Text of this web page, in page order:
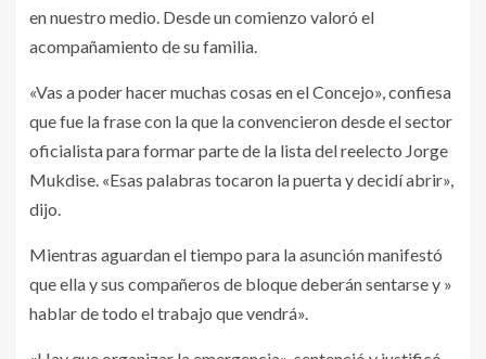
en nuestro medio. Desde un comienzo valoró el
acompañamiento de su familia.
«Vas a poder hacer muchas cosas en el Concejo», confiesa
que fue la frase con la que la convencieron desde el sector
oficialista para formar parte de la lista del reelecto Jorge
Mukdise. «Esas palabras tocaron la puerta y decidí abrir»,
dijo.
Mientras aguardan el tiempo para la asunción manifestó
que ella y sus compañeros de bloque deberán sentarse y »
hablar de todo el trabajo que vendrá».